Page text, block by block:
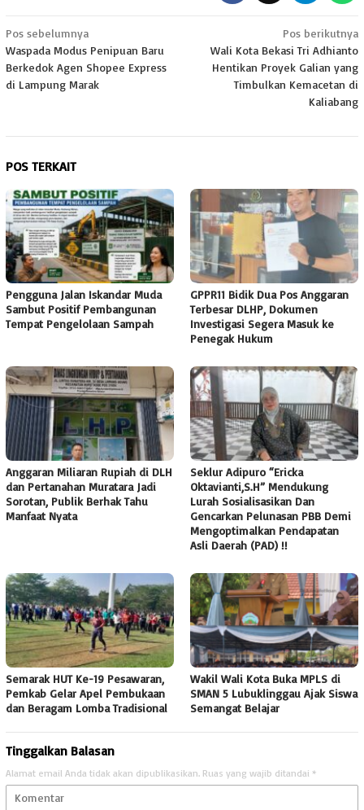
Navigasi
pos
Pos sebelumnya
Waspada Modus Penipuan Baru
Berkedok Agen Shopee Express
di Lampung Marak
Pos berikutnya
Wali Kota Bekasi Tri Adhianto
Hentikan Proyek Galian yang
Timbulkan Kemacetan di
Kaliabang
POS TERKAIT
Pengguna Jalan Iskandar Muda
Sambut Positif Pembangunan
Tempat Pengelolaan Sampah
GPPR11 Bidik Dua Pos Anggaran
Terbesar DLHP, Dokumen
Investigasi Segera Masuk ke
Penegak Hukum
Anggaran Miliaran Rupiah di DLH
dan Pertanahan Muratara Jadi
Sorotan, Publik Berhak Tahu
Manfaat Nyata
Seklur Adipuro “Ericka
Oktavianti,S.H” Mendukung
Lurah Sosialisasikan Dan
Gencarkan Pelunasan PBB Demi
Mengoptimalkan Pendapatan
Asli Daerah (PAD) !!
Semarak HUT Ke-19 Pesawaran,
Pemkab Gelar Apel Pembukaan
dan Beragam Lomba Tradisional
Wakil Wali Kota Buka MPLS di
SMAN 5 Lubuklinggau Ajak Siswa
Semangat Belajar
Tinggalkan Balasan
Alamat email Anda tidak akan dipublikasikan. Ruas yang wajib ditandai *